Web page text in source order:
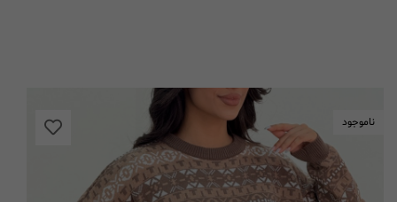
ناموجود